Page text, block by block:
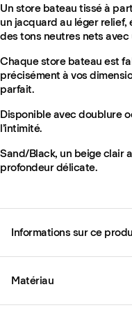
Un store bateau tissé à
un jacquard au léger
des tons neutres nets
Chaque store bateau est
précisément à vos
parfait.
Disponible avec doublure
l’intimité.
Sand/Black, un beige clair
profondeur délicate.
Informations sur ce
Matériau